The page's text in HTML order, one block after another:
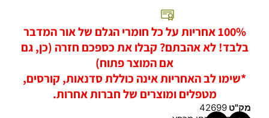
100% אחריות על כל חומרי הגלם של אור המדבר
בלבד! לא אהבתם? קבלו את כספכם חזרה (כן, גם
אם המוצר פתוח)
*שימו לב האחריות אינה כוללת סדנאות, קורסים,
מטפלים ומוצרים של חברות אחרות.
מק"ט 42699